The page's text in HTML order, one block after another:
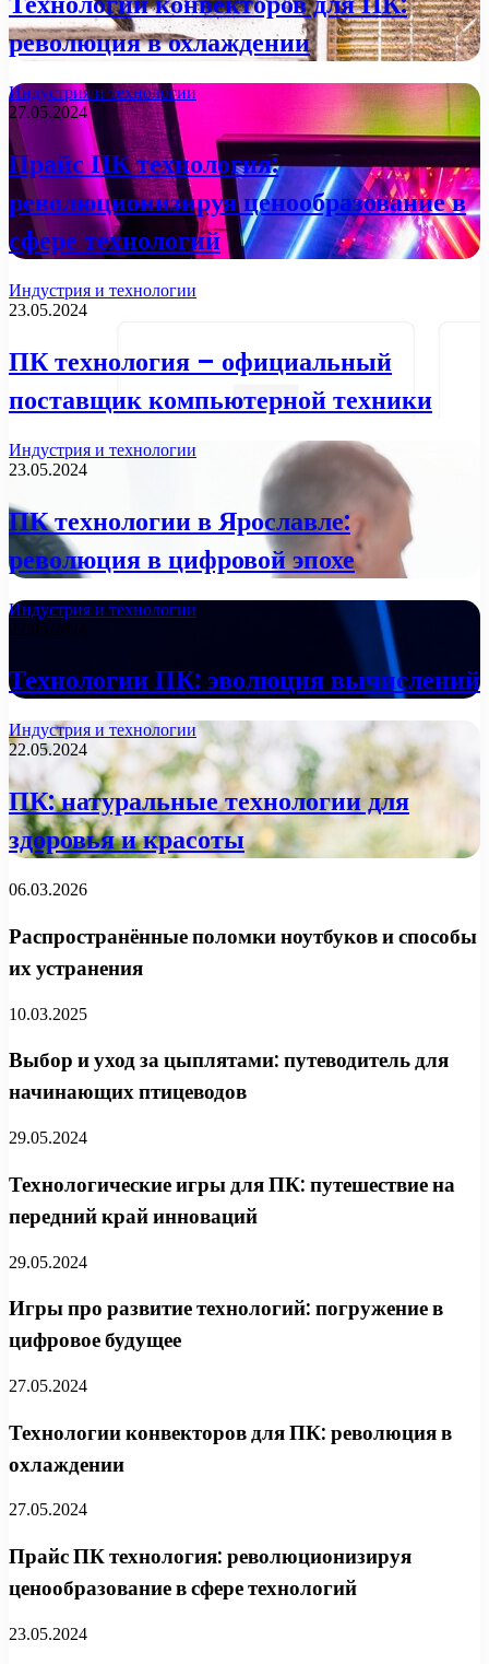
революция в охлаждении
Индустрия и технологии
27.05.2024
Прайс ПК технология:
революционизируя ценообразование в
сфере технологий
Индустрия и технологии
23.05.2024
ПК технология – официальный
поставщик компьютерной техники
Индустрия и технологии
23.05.2024
ПК технологии в Ярославле:
революция в цифровой эпохе
Индустрия и технологии
22.05.2024
Технологии ПК: эволюция вычислений
Индустрия и технологии
22.05.2024
ПК: натуральные технологии для
здоровья и красоты
06.03.2026
Распространённые поломки ноутбуков и способы
их устранения
10.03.2025
Выбор и уход за цыплятами: путеводитель для
начинающих птицеводов
29.05.2024
Технологические игры для ПК: путешествие на
передний край инноваций
29.05.2024
Игры про развитие технологий: погружение в
цифровое будущее
27.05.2024
Технологии конвекторов для ПК: революция в
охлаждении
27.05.2024
Прайс ПК технология: революционизируя
ценообразование в сфере технологий
23.05.2024